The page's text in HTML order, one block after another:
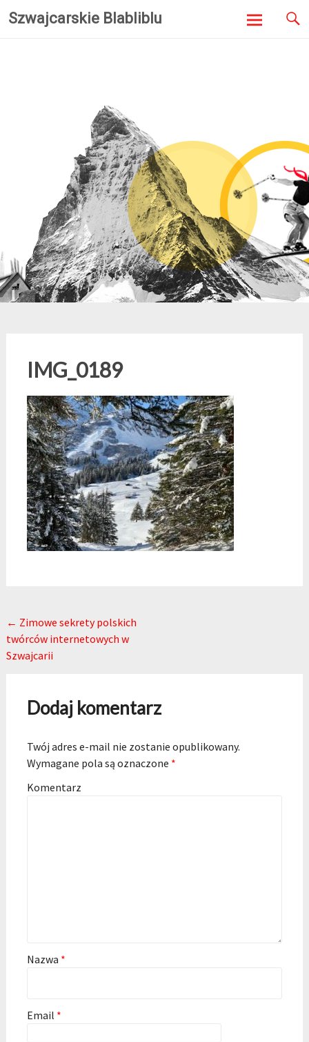
Szwajcarskie Blabliblu
IMG_0189
Post navigation
← Zimowe sekrety polskich
twórców internetowych w
Szwajcarii
Dodaj komentarz
Twój adres e-mail nie zostanie opublikowany.
Wymagane pola są oznaczone *
Komentarz
Nazwa *
Email *